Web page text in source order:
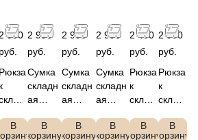
2 990
руб.
Рюкза
к
полиэ
В
2 990
руб.
Сумка
складн
ая
В
корзину
2 990
руб.
Сумка
складн
ая
В
корзину
2 990
руб.
Сумка
складн
ая
В
корзину
2 490
руб.
Рюкза
к
склад
полиэ
В
корзину
2 990
руб.
Рюкза
к
склад
полиэ
В
корзину